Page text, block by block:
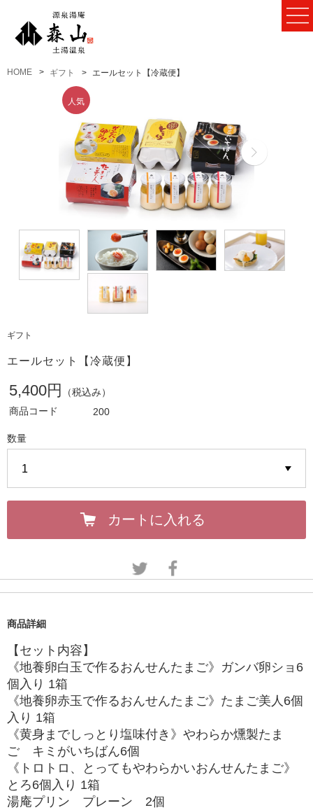
HOME ギフト エールセット【冷蔵便】
ギフト
エールセット【冷蔵便】
5,400円
（税込み）
商品コード
200
数量
カートに入れる
商品詳細
【セット内容】
《地養卵白玉で作るおんせんたまご》ガンバ卵ショ6
個入り 1箱
《地養卵赤玉で作るおんせんたまご》たまご美人6個
入り 1箱
《黄身までしっとり塩味付き》やわらか燻製たま
ご キミがいちばん6個
《トロトロ、とってもやわらかいおんせんたまご》
とろ6個入り 1箱
湯庵プリン プレーン 2個